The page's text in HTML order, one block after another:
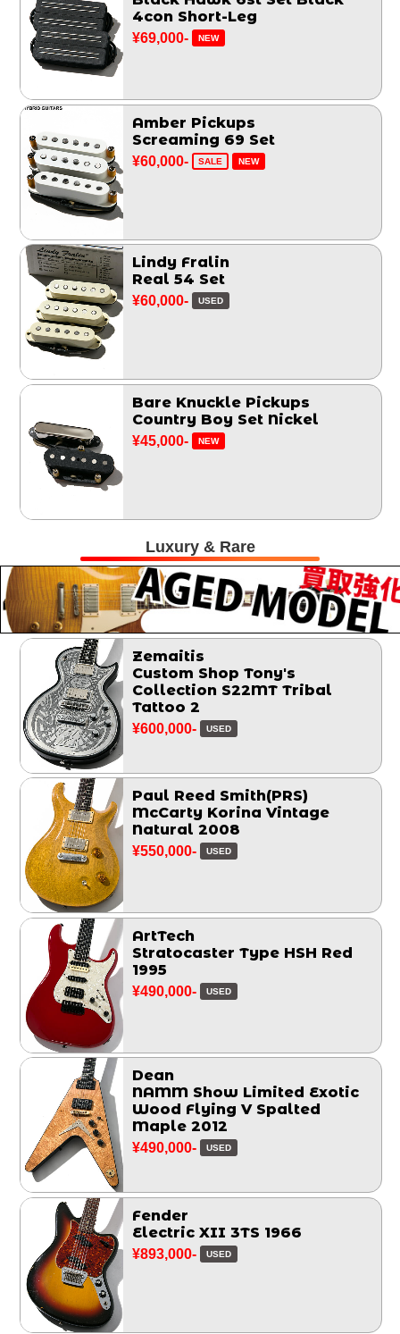
4con Short-Leg
¥69,000- NEW
Amber Pickups
Screaming 69 Set
¥60,000- SALE NEW
Lindy Fralin
Real 54 Set
¥60,000- USED
Bare Knuckle Pickups
Country Boy Set Nickel
¥45,000- NEW
Luxury & Rare
Zemaitis
Custom Shop Tony's
Collection S22MT Tribal
Tattoo 2
¥600,000- USED
Paul Reed Smith(PRS)
McCarty Korina Vintage
Natural 2008
¥550,000- USED
ArtTech
Stratocaster Type HSH Red
1995
¥490,000- USED
Dean
NAMM Show Limited Exotic
Wood Flying V Spalted
Maple 2012
¥490,000- USED
Fender
Electric XII 3TS 1966
¥893,000- USED